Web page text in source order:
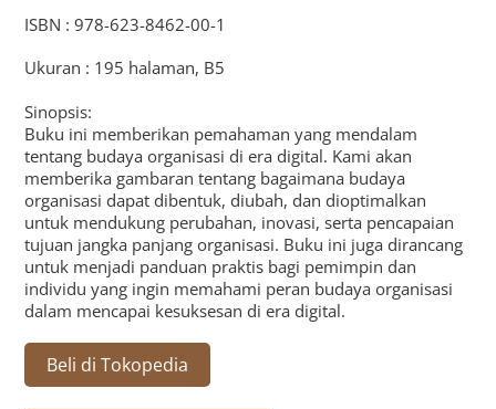
ISBN : 978-623-8462-00-1
Ukuran : 195 halaman, B5
Sinopsis:
Buku ini memberikan pemahaman yang mendalam
tentang budaya organisasi di era digital. Kami akan
memberika gambaran tentang bagaimana budaya
organisasi dapat dibentuk, diubah, dan dioptimalkan
untuk mendukung perubahan, inovasi, serta pencapaian
tujuan jangka panjang organisasi. Buku ini juga dirancang
untuk menjadi panduan praktis bagi pemimpin dan
individu yang ingin memahami peran budaya organisasi
dalam mencapai kesuksesan di era digital.
Beli di Tokopedia